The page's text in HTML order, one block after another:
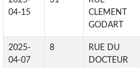
04-15
CLEMENT
GODART
2025-
04-07
8
RUE DU
DOCTEUR